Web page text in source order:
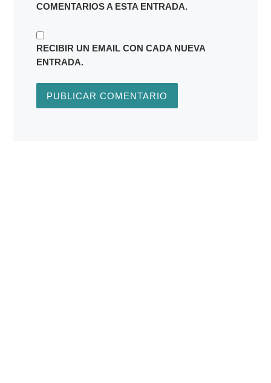
COMENTARIOS A ESTA ENTRADA.
RECIBIR UN EMAIL CON CADA NUEVA
ENTRADA.